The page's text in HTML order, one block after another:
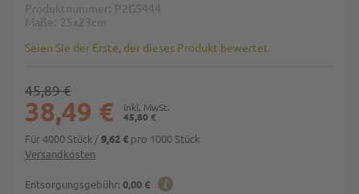
Produktnummer P2G5444
Maße
25x23cm
Seien Sie der Erste, der dieses Produkt bewertet
Versandkosten
Entsorgungsgebühr: 0,00 €
45,80 €
38,49 €
45,89 €
Für 4000 Stück /9,62 € pro 1000 Stück